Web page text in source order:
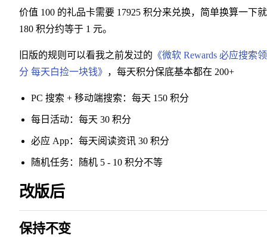
价值 100 的礼品卡需要 17925 积分来兑换，简单换算一下
180 积分约等于 1 元。
旧版的规则可以看我之前发过的 《微软 Rewards 必应搜索
分 每天白捡一块钱》 ，每天积分保底基本都在 200+
PC 搜索 + 移动端搜索：每天 150 积分
每日活动：每天 30 积分
必应 App：每天阅读资讯 30 积分
随机任务：随机 5 - 10 积分不等
改版后
保持不变